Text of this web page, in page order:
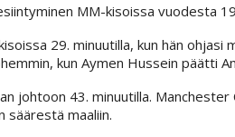
MM-kisoissa vuodesta
29. minuutilla, kun hän
kun Aymen Hussein päätti
johtoon 43. minuutilla.
säärestä maaliin.